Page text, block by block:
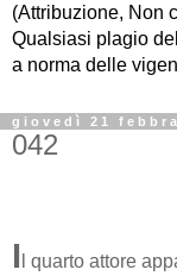
(Attribuzione, Non
Qualsiasi plagio
a norma delle
giovedì 21
042
I l quarto attore